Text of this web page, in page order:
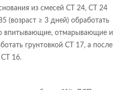
из смесей CT 24, СТ 24
(возраст ≥ 3 дней) обработать
впитывающие, отмарывающие и
грунтовкой CT 17, а после
СТ 16.